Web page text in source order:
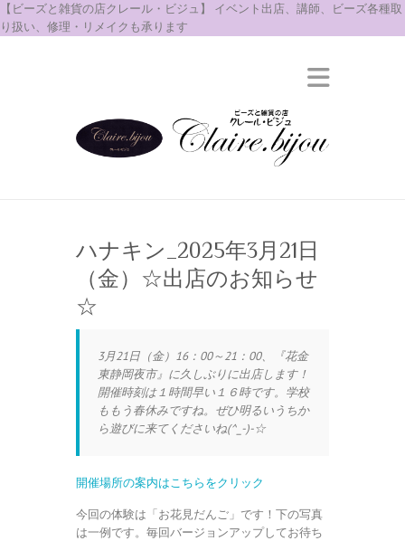
【ビーズと雑貨の店クレール・ビジュ】 イベント出店、講師、ビーズ各種取
り扱い、修理・リメイクも承ります
ハナキン_2025年3月21日
（金）☆出店のお知らせ
☆
3月21日（金）16：00～21：00、『花金
東静岡夜市』に久しぶりに出店します！
開催時刻は１時間早い１６時です。学校
ももう春休みですね。ぜひ明るいうちか
ら遊びに来てくださいね(^_-)-☆
開催場所の案内はこちらをクリック
今回の体験は「お花見だんご」です！下の写真
は一例です。毎回バージョンアップしてお待ち